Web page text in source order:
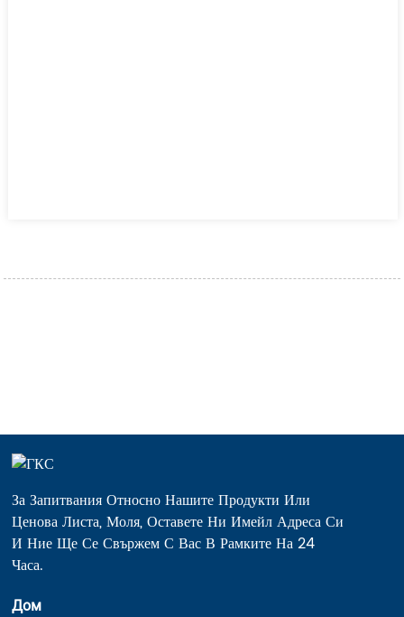
За Запитвания Относно Нашите Продукти Или
Ценова Листа, Моля, Оставете Ни Имейл Адреса Си
И Ние Ще Се Свържем С Вас В Рамките На 24
Часа.
Дом